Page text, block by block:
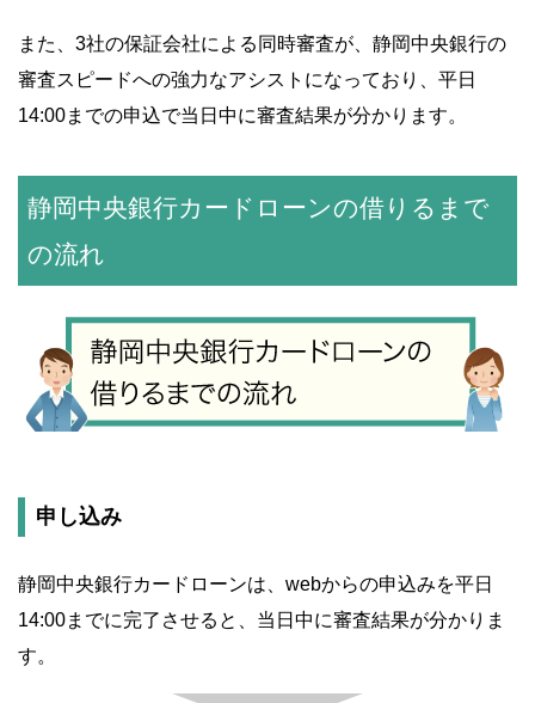
また、3社の保証会社による同時審査が、静岡中央銀行の
審査スピードへの強力なアシストになっており、平日
14:00までの申込で当日中に審査結果が分かります。
静岡中央銀行カードローンの借りるまで
の流れ
申し込み
静岡中央銀行カードローンは、webからの申込みを平日
14:00までに完了させると、当日中に審査結果が分かりま
す。